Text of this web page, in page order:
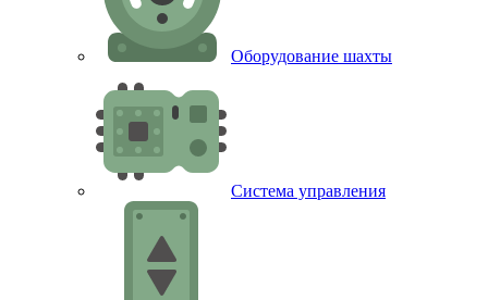
Оборудование шахты
Система управления